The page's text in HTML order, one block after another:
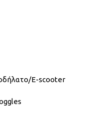
E-scooter